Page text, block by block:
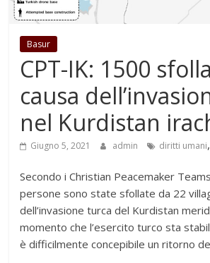
Basur
CPT-IK: 1500
causa
nel Kurdistan
Giugno 5, 2021 admin diritti umani,
Secondo i Christian Peacemaker
persone sono state sfollate da 22
dell’invasione turca del Kurdistan
momento che l’esercito turco sta
è difficilmente concepibile un ritorno